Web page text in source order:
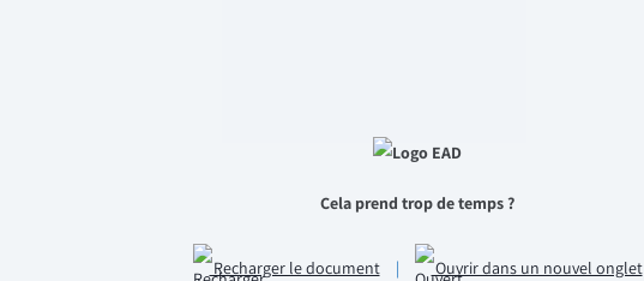
Cela prend trop de temps ?
Recharger le document | Ouvrir dans un nouvel onglet